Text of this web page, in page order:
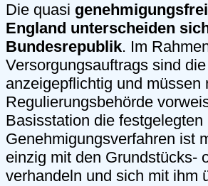
Die quasi
England unterscheiden
Bundesrepublik. Im
Versorgungsauftrags sind
anzeigepflichtig und
Regulierungsbehörde
Basisstation die
Genehmigungsverfahren ist
einzig mit den Grundstücks-
verhandeln und sich mit ihm